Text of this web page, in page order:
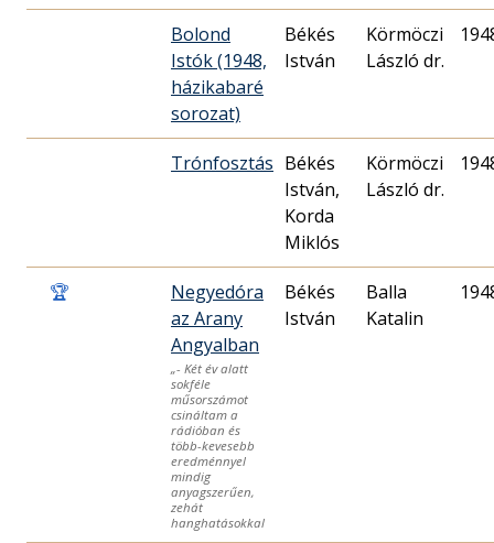
Bolond
Istók (1948,
házikabaré
sorozat)
Békés
István
Körmöczi
László dr.
Trónfosztás Békés
István,
Korda
Miklós
Körmöczi
László dr.
🏆
Negyedóra
az Arany
Angyalban
„- Két év alatt
sokféle
műsorszámot
csináltam a
rádióban és
több-kevesebb
eredménnyel
mindig
anyagszerűen,
zehát
hanghatásokkal
Békés
István
Balla
Katalin